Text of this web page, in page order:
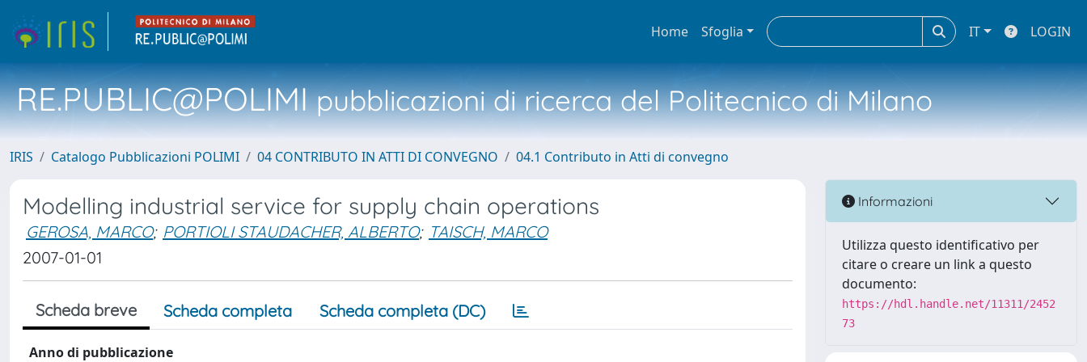
Home Sfoglia IT LOGIN
RE.PUBLIC@POLIMIpubblicazioni di ricerca del Politecnico di Milano
IRIS Catalogo Pubblicazioni POLIMI 04 CONTRIBUTO IN ATTI DI CONVEGNO 04.1 Contributo in Atti di convegno
Modelling industrial service for supply chain operations
GEROSA, MARCO; PORTIOLI STAUDACHER, ALBERTO; TAISCH, MARCO
2007-01-01
Scheda breve Scheda completa Scheda completa (DC)
Anno di pubblicazione
Informazioni
Utilizza questo identificativo per
citare o creare un link a questo
documento:
https://hdl.handle.net/11311/2452
73